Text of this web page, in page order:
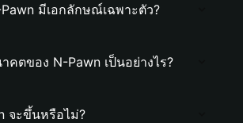
มีเอกลักษณ์เฉพาะตัว?
คตของ N-Pawn เป็นอย่างไร?
จะขึ้นหรือไม่?